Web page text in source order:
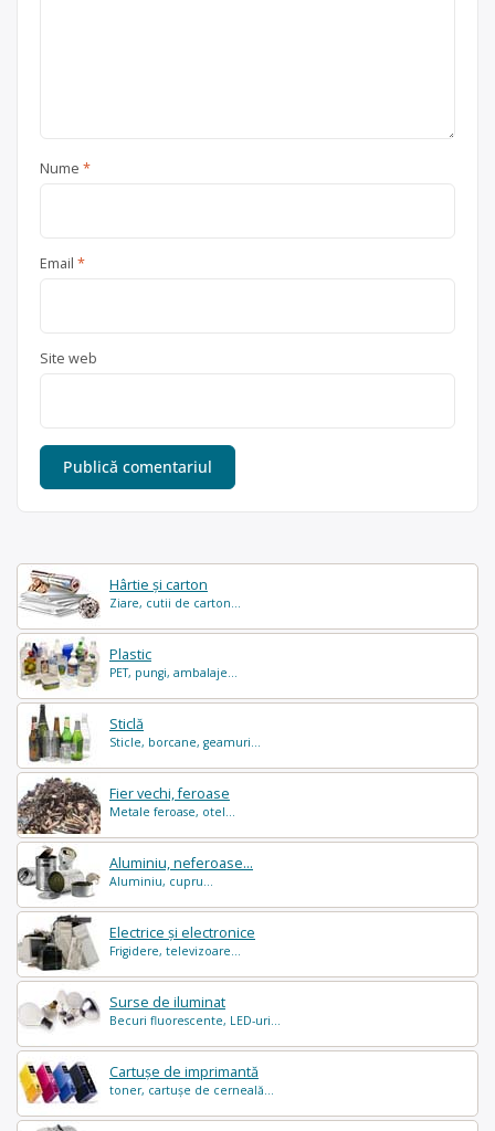
Hârtie și carton
Ziare, cutii de carton...
Plastic
PET, pungi, ambalaje...
Sticlă
Sticle, borcane, geamuri...
Fier vechi, feroase
Metale feroase, otel...
Aluminiu, neferoase...
Aluminiu, cupru...
Electrice și electronice
Frigidere, televizoare...
Surse de iluminat
Becuri fluorescente, LED-uri...
Cartușe de imprimantă
toner, cartușe de cerneală...
Nume *
Email *
Site web